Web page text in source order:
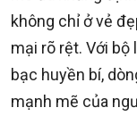
không chỉ ở vẻ
mại rõ rệt. Với bộ
bạc huyền bí,
mạnh mẽ của